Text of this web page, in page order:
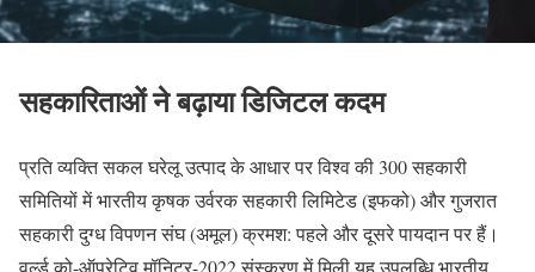
सहकारिताओं ने बढ़ाया डिजिटल कदम
प्रति व्यक्ति सकल घरेलू उत्पाद के आधार पर विश्व की 300 सहकारी
समितियों में भारतीय कृषक उर्वरक सहकारी लिमिटेड (इफको) और गुजरात
सहकारी दुग्ध विपणन संघ (अमूल) क्रमश: पहले और दूसरे पायदान पर हैं।
वर्ल्ड को-ऑपरेटिव मॉनिटर-2022 संस्करण में मिली यह उपलब्धि भारतीय